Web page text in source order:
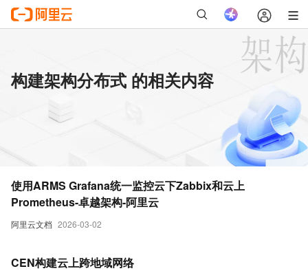
构建架构分布式 的相关内容
阿里云文档 2026-03-02
使用ARMS Grafana统一监控云下Zabbix和云上
Prometheus-卓越架构-阿里云
CEN构建云上跨地域网络